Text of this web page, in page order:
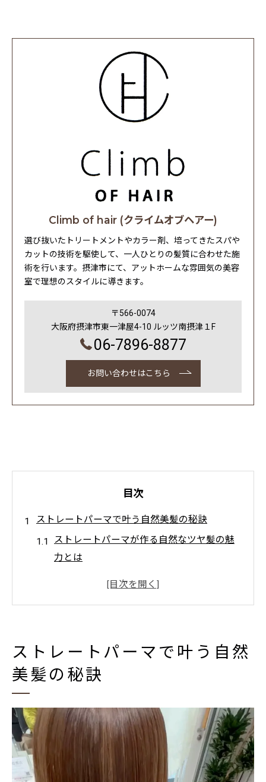
Climb of hair (クライムオブヘアー)
選び抜いたトリートメントやカラー剤、培ってきたスパや
カットの技術を駆使して、一人ひとりの髪質に合わせた施
術を行います。摂津市にて、アットホームな雰囲気の美容
室で理想のスタイルに導きます。
〒566-0074
大阪府摂津市東一津屋4-10 ルッツ南摂津１F
06-7896-8877
お問い合わせはこちら
目次
ストレートパーマで叶う自然美髪の秘訣
ストレートパーマが作る自然なツヤ髪の魅
力とは
クセ毛に悩む方へストレートパーマの効果
ストレートパーマで手軽に美髪をキープす
る方法
のコツ
髪質改善なら茨木市で話題のストレート技術
ストレートパーマと髪質改善の関係を徹底
解説
ストレートパーマで叶う自然
美髪の秘訣